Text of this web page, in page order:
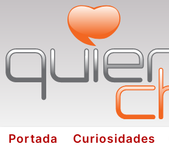
Portada Curiosidades